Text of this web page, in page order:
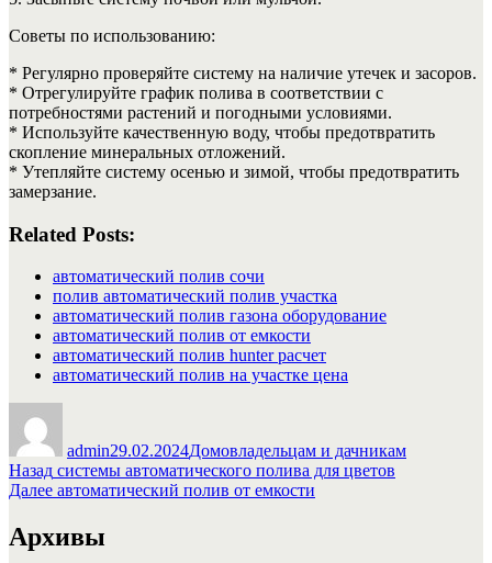
Советы по использованию:
* Регулярно проверяйте систему на наличие утечек и засоров.
* Отрегулируйте график полива в соответствии с
потребностями растений и погодными условиями.
* Используйте качественную воду, чтобы предотвратить
скопление минеральных отложений.
* Утепляйте систему осенью и зимой, чтобы предотвратить
замерзание.
Related Posts:
автоматический полив сочи
полив автоматический полив участка
автоматический полив газона оборудование
автоматический полив от емкости
автоматический полив hunter расчет
автоматический полив на участке цена
admin29.02.2024Домовладельцам и дачникам
Навигация
по
записям
Назад Предыдущая
запись:
системы автоматического полива для цветов
Далее Следующая
автоматический полив от емкости
Архивы